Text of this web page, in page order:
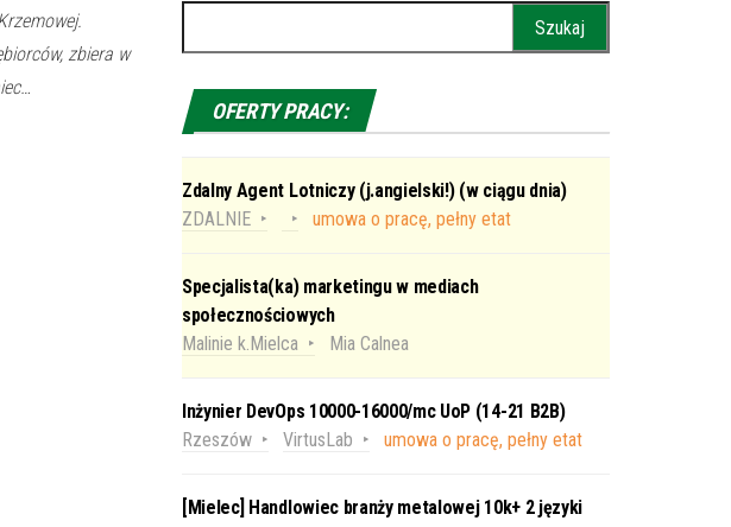
zbiera w
OFERTY PRACY:
Zdalny Agent Lotniczy (j.angielski!) (w ciągu dnia)
ZDALNIE
umowa o pracę, pełny etat
Specjalista(ka) marketingu w mediach
społecznościowych
Malinie k.Mielca
Mia Calnea
Inżynier DevOps 10000-16000/mc UoP (14-21 B2B)
Rzeszów
VirtusLab umowa o pracę, pełny etat
[Mielec] Handlowiec branży metalowej 10k+ 2 języki